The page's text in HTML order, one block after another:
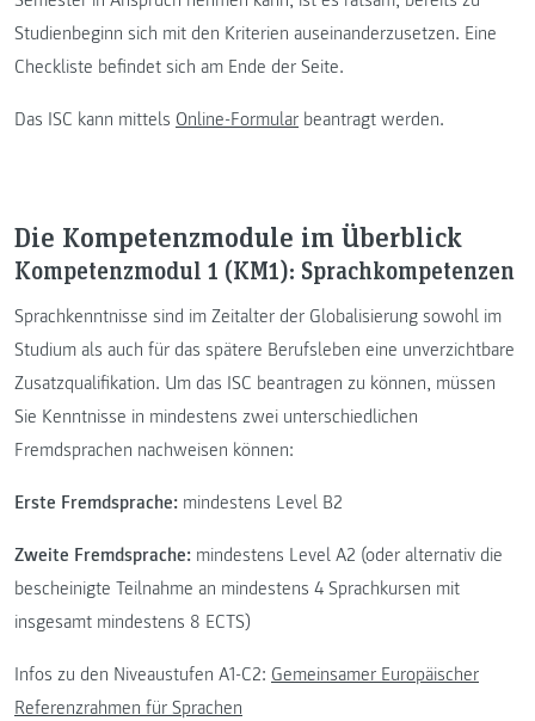
Studienbeginn sich mit den Kriterien auseinanderzusetzen. Eine
Checkliste befindet sich am Ende der Seite.
Das ISC kann mittels Online-Formular beantragt werden.
Die Kompetenzmodule im Überblick
Kompetenzmodul 1 (KM1): Sprachkompetenzen
Sprachkenntnisse sind im Zeitalter der Globalisierung sowohl im
Studium als auch für das spätere Berufsleben eine unverzichtbare
Zusatzqualifikation. Um das ISC beantragen zu können, müssen
Sie Kenntnisse in mindestens zwei unterschiedlichen
Fremdsprachen nachweisen können:
Erste Fremdsprache: mindestens Level B2
Zweite Fremdsprache: mindestens Level A2 (oder alternativ die
bescheinigte Teilnahme an mindestens 4 Sprachkursen mit
insgesamt mindestens 8 ECTS)
Infos zu den Niveaustufen A1-C2: Gemeinsamer Europäischer
Referenzrahmen für Sprachen